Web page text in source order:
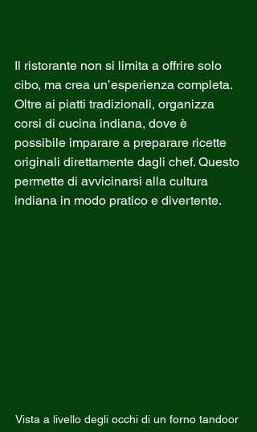
Il ristorante non si limita a offrire solo
cibo, ma crea un’esperienza completa.
Oltre ai piatti tradizionali, organizza
corsi di cucina indiana, dove è
possibile imparare a preparare ricette
originali direttamente dagli chef. Questo
permette di avvicinarsi alla cultura
indiana in modo pratico e divertente.
Vista a livello degli occhi di un forno tandoor